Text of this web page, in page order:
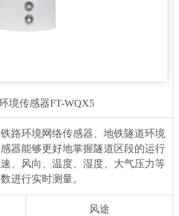
境传感器FT-WQX5
路环境网络传感器、地铁隧道环境
器能够更好地掌握隧道区段的运行
、风向、温度、湿度、大气压力等
进行实时测量。
风途